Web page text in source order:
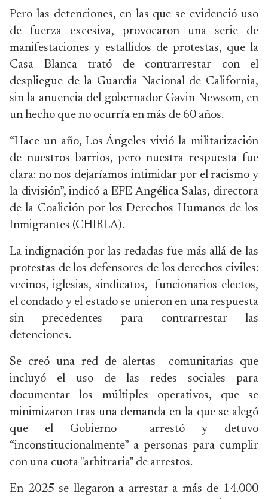
Pero las detenciones, en las que se evidenció uso
de fuerza excesiva, provocaron una serie de
manifestaciones y estallidos de protestas, que la
Casa Blanca trató de contrarrestar con el
despliegue de la Guardia Nacional de California,
sin la anuencia del gobernador Gavin Newsom, en
un hecho que no ocurría en más de 60 años.
“Hace un año, Los Ángeles vivió la militarización
de nuestros barrios, pero nuestra respuesta fue
clara: no nos dejaríamos intimidar por el racismo y
la división”, indicó a EFE Angélica Salas, directora
de la Coalición por los Derechos Humanos de los
Inmigrantes (CHIRLA).
La indignación por las redadas fue más allá de las
protestas de los defensores de los derechos civiles:
vecinos, iglesias, sindicatos, funcionarios electos,
el condado y el estado se unieron en una respuesta
sin precedentes para contrarrestar las
detenciones.
Se creó una red de alertas comunitarias que
incluyó el uso de las redes sociales para
documentar los múltiples operativos, que se
minimizaron tras una demanda en la que se alegó
que el Gobierno arrestó y detuvo
“inconstitucionalmente” a personas para cumplir
con una cuota "arbitraria" de arrestos.
En 2025 se llegaron a arrestar a más de 14.000